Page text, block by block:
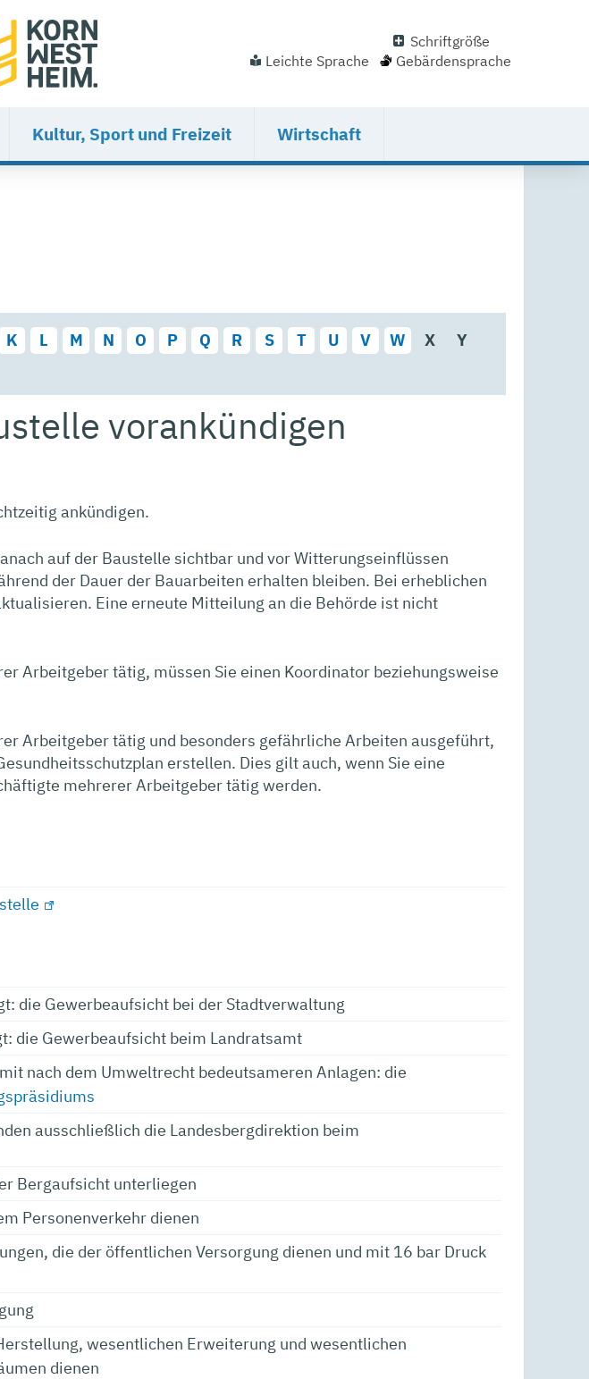
Schriftgröße
Leichte Sprache
Gebärdensprache
Kultur, Sport und Freizeit Wirtschaft
K L M N O P Q R S T U V W X
Y
vorankündigen
ankündigen.
auf der Baustelle sichtbar und vor Witterungseinflüssen
der Dauer der Bauarbeiten erhalten bleiben. Bei erheblichen
Eine erneute Mitteilung an die Behörde ist nicht
Arbeitgeber tätig, müssen Sie einen Koordinator beziehungsweise
Arbeitgeber tätig und besonders gefährliche Arbeiten ausgeführt,
erstellen. Dies gilt auch, wenn Sie eine
mehrerer Arbeitgeber tätig werden.
die Gewerbeaufsicht bei der Stadtverwaltung
die Gewerbeaufsicht beim Landratsamt
nach dem Umweltrecht bedeutsameren Anlagen: die
ausschließlich die Landesbergdirektion beim
Bergaufsicht unterliegen
Personenverkehr dienen
die der öffentlichen Versorgung dienen und mit 16 bar Druck
wesentlichen Erweiterung und wesentlichen
dienen